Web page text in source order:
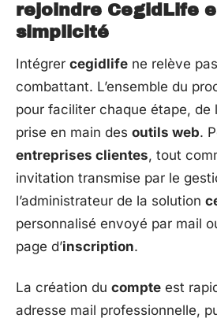
rejoindre CegidLife
simplicité
Intégrer cegidlife ne relève
combattant. L’ensemble du
pour faciliter chaque étape, de
prise en main des outils web.
entreprises clientes, tout
invitation transmise par le
l’administrateur de la solution
personnalisé envoyé par mail
page d’inscription.
La création du compte est
adresse mail professionnelle,